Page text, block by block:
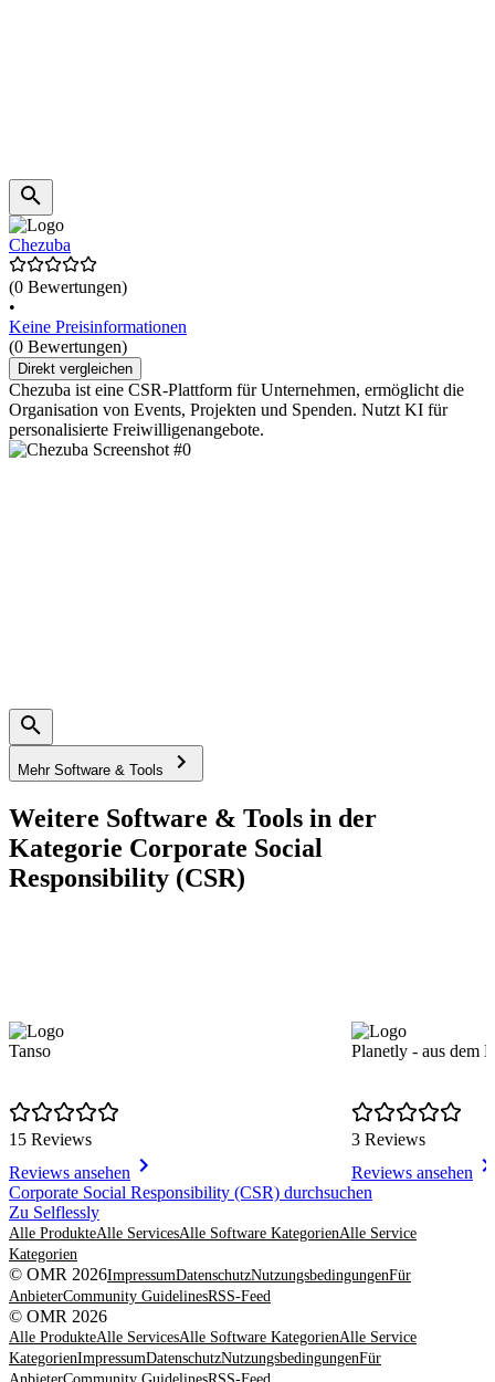
Chezuba
(0 Bewertungen)
•
Keine Preisinformationen
(0 Bewertungen)
Direkt vergleichen
Chezuba ist eine CSR-Plattform für Unternehmen, ermöglicht die
Organisation von Events, Projekten und Spenden. Nutzt KI für
personalisierte Freiwilligenangebote.
Mehr Software & Tools
Weitere Software & Tools in der
Kategorie Corporate Social
Responsibility (CSR)
Tanso
15 Reviews
Reviews ansehen
Planetly - aus dem
3 Reviews
Reviews ansehen
Item
1
of
8
Corporate Social Responsibility (CSR) durchsuchen
Zu Selflessly
Alle ProdukteAlle ServicesAlle Software KategorienAlle Service
Kategorien
© OMR 2026ImpressumDatenschutzNutzungsbedingungenFür
AnbieterCommunity GuidelinesRSS-Feed
© OMR 2026
Alle ProdukteAlle ServicesAlle Software KategorienAlle Service
KategorienImpressumDatenschutzNutzungsbedingungenFür